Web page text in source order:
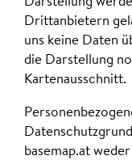
Drittanbietern
uns keine Daten
die Darstellung
Kartenausschnitt.
basemap.at